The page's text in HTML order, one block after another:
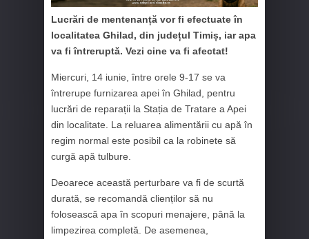
Lucrări de mentenanță vor fi efectuate în
localitatea Ghilad, din județul Timiș, iar apa
va fi întreruptă. Vezi cine va fi afectat!
Miercuri, 14 iunie, între orele 9-17 se va
întrerupe furnizarea apei în Ghilad, pentru
lucrări de reparații la Stația de Tratare a Apei
din localitate. La reluarea alimentării cu apă în
regim normal este posibil ca la robinete să
curgă apă tulbure.
Deoarece această perturbare va fi de scurtă
durată, se recomandă clienților să nu
folosească apa în scopuri menajere, până la
limpezirea completă. De asemenea,